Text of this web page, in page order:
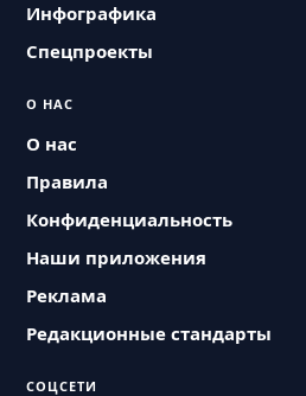
Инфографика
Спецпроекты
О НАС
О нас
Правила
Конфиденциальность
Наши приложения
Реклама
Редакционные стандарты
СОЦСЕТИ